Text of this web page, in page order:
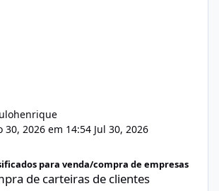
30, 2026 em 14:54 Jul 30, 2026
de clientes
para venda/compra de empresas
de carteiras de clientes